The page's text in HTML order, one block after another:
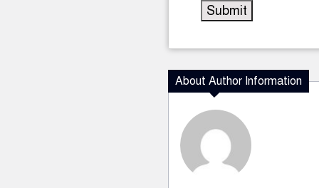
About Author Information